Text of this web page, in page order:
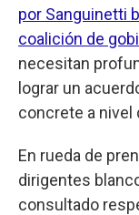
por Sanguinetti
coalición de
necesitan
lograr un
concrete a nivel
En rueda de
dirigentes
consultado